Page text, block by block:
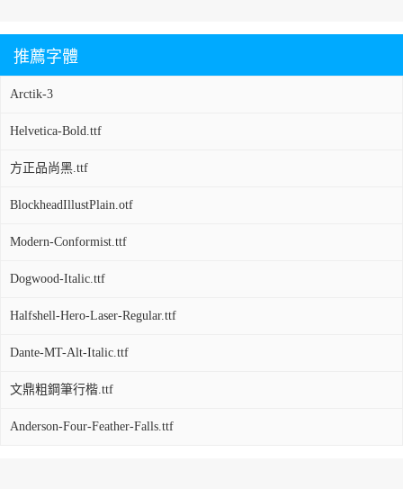
推薦字體
Arctik-3
Helvetica-Bold.ttf
方正品尚黑.ttf
BlockheadIllustPlain.otf
Modern-Conformist.ttf
Dogwood-Italic.ttf
Halfshell-Hero-Laser-Regular.ttf
Dante-MT-Alt-Italic.ttf
文鼎粗鋼筆行楷.ttf
Anderson-Four-Feather-Falls.ttf